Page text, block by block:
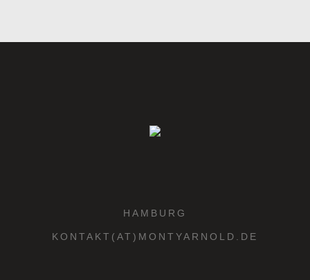
HAMBURG
KONTAKT(AT)MONTYARNOLD.DE